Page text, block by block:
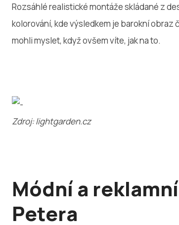
Rozsáhlé realistické montáže skládané z
kolorování, kde výsledkem je barokní obraz
mohli myslet, když ovšem víte, jak na to.
Zdroj: lightgarden.cz
Módní a
Petera